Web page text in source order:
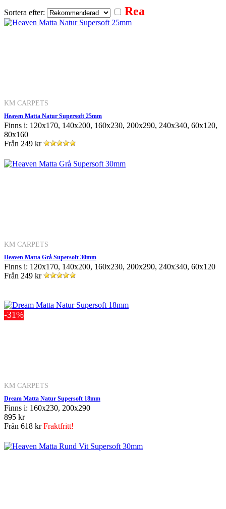
Sortera efter: Rea
KM CARPETS
Heaven Matta Natur Supersoft 25mm
Finns i: 120x170, 140x200, 160x230, 200x290, 240x340, 60x120,
80x160
Från 249 kr
KM CARPETS
Heaven Matta Grå Supersoft 30mm
Finns i: 120x170, 140x200, 160x230, 200x290, 240x340, 60x120
Från 249 kr
-31%
KM CARPETS
Dream Matta Natur Supersoft 18mm
Finns i: 160x230, 200x290
895 kr
Från 618 krFraktfritt!